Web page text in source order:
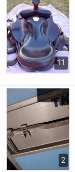
11
2